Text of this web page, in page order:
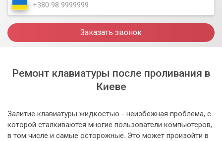
Заказать звонок
Ремонт клавиатуры после проливания в
Киеве
Залитие клавиатуры жидкостью - неизбежная проблема, с
которой сталкиваются многие пользователи компьютеров,
в том числе и самые осторожные. Это может произойти в